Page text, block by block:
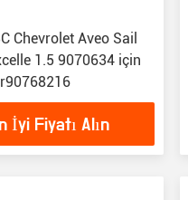
Chevrolet Aveo Sail
1.5 9070634 için
İyi Fiyatı Alın